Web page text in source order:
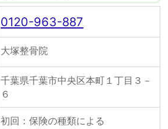
0120-963-887
大塚整骨院
千葉県千葉市中央区本町１丁目３－
６
初回：保険の種類による